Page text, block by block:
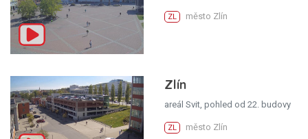
ZL město Zlín
Zlín
areál Svit, pohled od 22. budovy
ZL město Zlín